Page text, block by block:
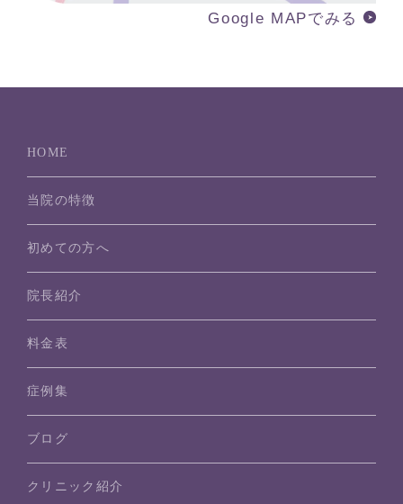
Google MAPでみる
HOME
当院の特徴
初めての方へ
院長紹介
料金表
症例集
ブログ
クリニック紹介